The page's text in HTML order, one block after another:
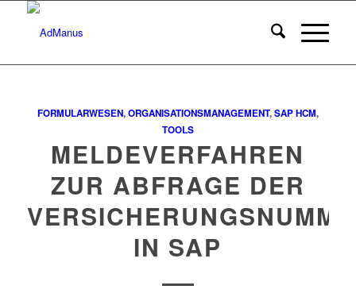
FORMULARWESEN,ORGANISATIONSMANAGEMENT,SAP HCM,
TOOLS
MELDEVERFAHREN
ZUR ABFRAGE DER
IN SAP